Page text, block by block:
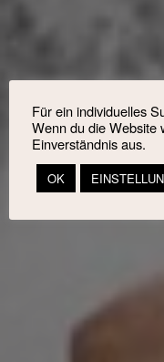
Für ein individuelles
Wenn du die Website
Einverständnis aus.
OK